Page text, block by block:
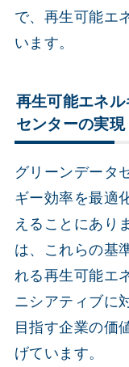
で、再生可能エ
います。
再生可能エネ
センターの実現
グリーンデータ
ギー効率を最適
えることにあり
は、これらの基
れる再生可能エ
ニシアティブに
目指す企業の価
げています。